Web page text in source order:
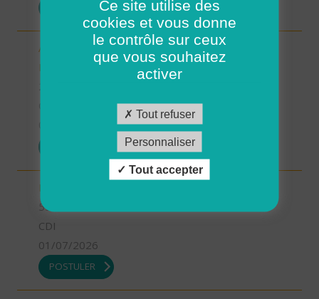
Aide-Soignant(e) à Domicile PLOUGASTEL-
DAOULAS CDD 80% (H/F)
INFIRMIER COORDINATEUR (H/F)
55 - Meuse
CDI
01/07/2026
POSTULER
Ce site utilise des
cookies et vous donne
le contrôle sur ceux
que vous souhaitez
activer
Tout refuser
Personnaliser
Tout accepter